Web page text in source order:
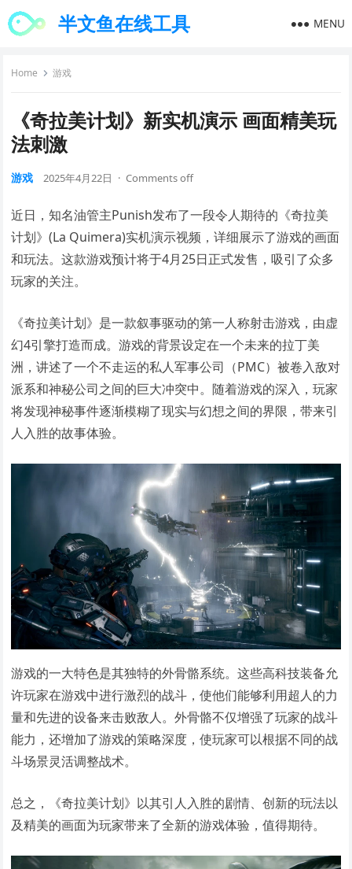
半文鱼在线工具 MENU
Home 游戏
《奇拉美计划》新实机演示 画面精美玩
法刺激
游戏 2025年4月22日 · Comments off
近日，知名油管主Punish发布了一段令人期待的《奇拉美
计划》(La Quimera)实机演示视频，详细展示了游戏的画面
和玩法。这款游戏预计将于4月25日正式发售，吸引了众多
玩家的关注。
《奇拉美计划》是一款叙事驱动的第一人称射击游戏，由虚
幻4引擎打造而成。游戏的背景设定在一个未来的拉丁美
洲，讲述了一个不走运的私人军事公司（PMC）被卷入敌对
派系和神秘公司之间的巨大冲突中。随着游戏的深入，玩家
将发现神秘事件逐渐模糊了现实与幻想之间的界限，带来引
人入胜的故事体验。
游戏的一大特色是其独特的外骨骼系统。这些高科技装备允
许玩家在游戏中进行激烈的战斗，使他们能够利用超人的力
量和先进的设备来击败敌人。外骨骼不仅增强了玩家的战斗
能力，还增加了游戏的策略深度，使玩家可以根据不同的战
斗场景灵活调整战术。
总之，《奇拉美计划》以其引人入胜的剧情、创新的玩法以
及精美的画面为玩家带来了全新的游戏体验，值得期待。